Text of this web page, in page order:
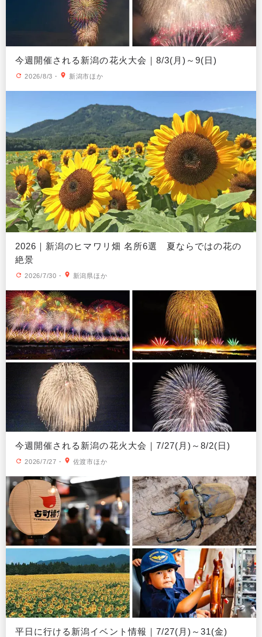
今週開催される新潟の花火大会｜8/3(月)～9(日)
2026/8/3 ・ 新潟市ほか
2026｜新潟のヒマワリ畑 名所6選 夏ならではの花の
絶景
2026/7/30 ・ 新潟県ほか
今週開催される新潟の花火大会｜7/27(月)～8/2(日)
2026/7/27 ・ 佐渡市ほか
平日に行ける新潟イベント情報｜7/27(月)～31(金)